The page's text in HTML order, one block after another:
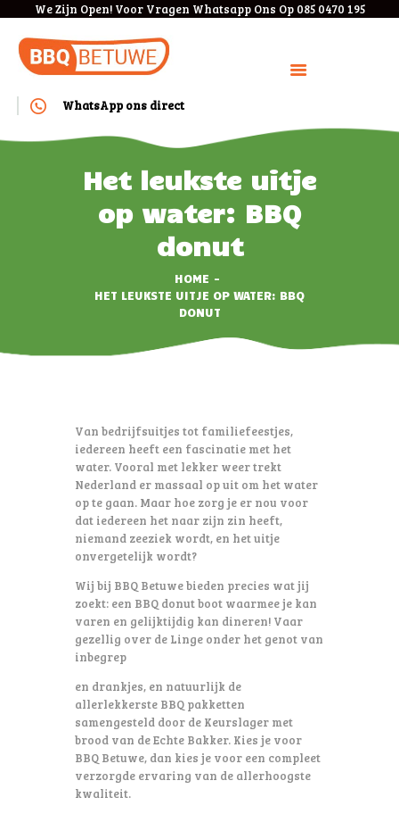
We Zijn Open! Voor Vragen Whatsapp Ons Op 085 0470 195
WhatsApp ons direct
Het leukste uitje
op water: BBQ
donut
HOME
HET LEUKSTE UITJE OP WATER: BBQ
DONUT
HOME
BOEKEN
MENU
ANNULEREN/VERPLAAT
SEN
VRAGEN
Van bedrijfsuitjes tot familiefeestjes,
iedereen heeft een fascinatie met het
water. Vooral met lekker weer trekt
Nederland er massaal op uit om het water
op te gaan. Maar hoe zorg je er nou voor
dat iedereen het naar zijn zin heeft,
niemand zeeziek wordt, en het uitje
onvergetelijk wordt?
Wij bij BBQ Betuwe bieden precies wat jij
zoekt: een BBQ donut boot waarmee je kan
varen en gelijktijdig kan dineren! Vaar
gezellig over de Linge onder het genot van
inbegrep
en drankjes, en natuurlijk de
allerlekkerste BBQ pakketten
samengesteld door de Keurslager met
brood van de Echte Bakker. Kies je voor
BBQ Betuwe, dan kies je voor een compleet
verzorgde ervaring van de allerhoogste
kwaliteit.